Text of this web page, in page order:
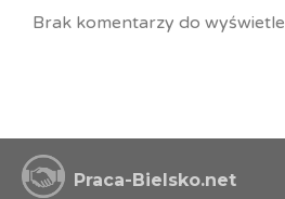
Brak komentarzy do
Praca-Bielsko.net